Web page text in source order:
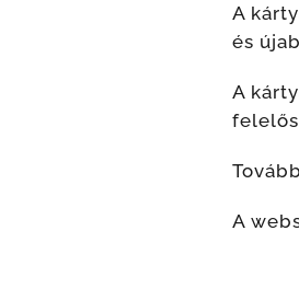
A
és
A
A